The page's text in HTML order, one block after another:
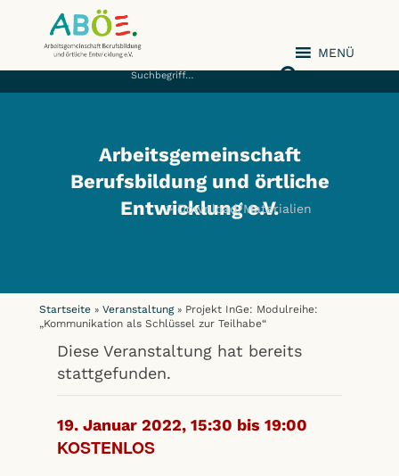
Download/Materialien
MENÜ
Arbeitsgemeinschaft
Berufsbildung und örtliche
Entwicklung e.V.
Startseite » Veranstaltung» Projekt InGe: Modulreihe:
„Kommunikation als Schlüssel zur Teilhabe“
Diese Veranstaltung hat bereits
stattgefunden.
19. Januar 2022, 15:30 bis 19:00
KOSTENLOS